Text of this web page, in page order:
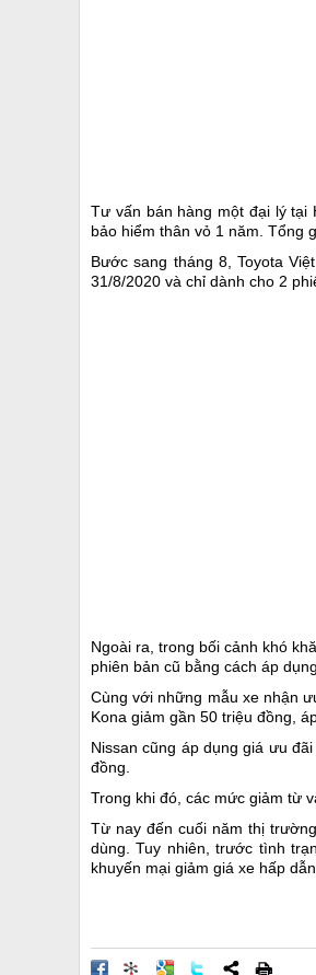
Tư vấn bán hàng một đại lý tại
bảo hiểm thân vỏ 1 năm. Tổng
Bước sang tháng 8, Toyota
31/8/2020 và chỉ dành cho 2
Ngoài ra, trong bối cảnh khó
phiên bản cũ bằng cách áp
Cùng với những mẫu xe nhận
Kona giảm gần 50 triệu đồng,
Nissan cũng áp dụng giá ưu
đồng.
Trong khi đó, các mức giảm từ
Từ nay đến cuối năm thị
dùng. Tuy nhiên, trước tình
khuyến mại giảm giá xe hấp